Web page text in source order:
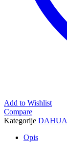
Add to Wishlist
Compare
Kategorije DAHUA
Opis